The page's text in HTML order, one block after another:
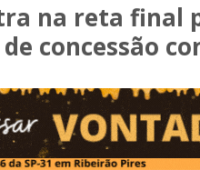
na reta final
concessão